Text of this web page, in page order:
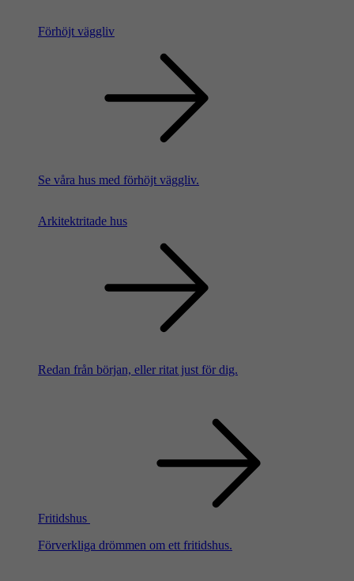
Förhöjt väggliv
Se våra hus med förhöjt väggliv.
Arkitektritade hus
Redan från början, eller ritat just för dig.
Fritidshus
Förverkliga drömmen om ett fritidshus.